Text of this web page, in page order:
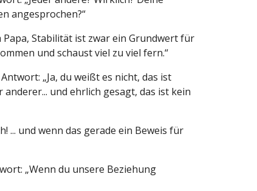
angesprochen?“
Papa, Stabilität ist zwar ein Grundwert für
und schaust viel zu viel fern.“
„Ja, du weißt es nicht, das ist
und ehrlich gesagt, das ist kein
... und wenn das gerade ein Beweis für
„Wenn du unsere Beziehung